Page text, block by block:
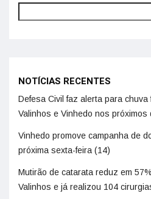
NOTÍCIAS RECENTES
Defesa Civil faz alerta para chuva
Valinhos e Vinhedo nos próximos
Vinhedo promove campanha de
próxima sexta-feira (14)
Mutirão de catarata reduz em
Valinhos e já realizou 104